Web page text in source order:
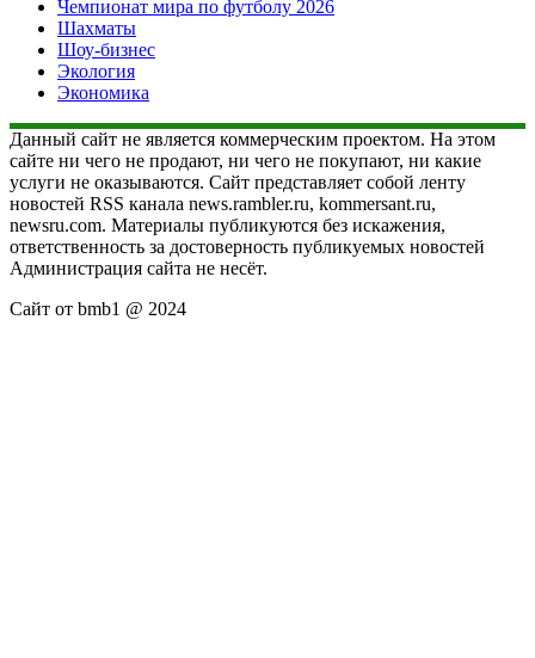
Чемпионат мира по футболу 2026
Шахматы
Шоу-бизнес
Экология
Экономика
Данный сайт не является коммерческим проектом. На этом
сайте ни чего не продают, ни чего не покупают, ни какие
услуги не оказываются. Сайт представляет собой ленту
новостей RSS канала news.rambler.ru, kommersant.ru,
newsru.com. Материалы публикуются без искажения,
ответственность за достоверность публикуемых новостей
Администрация сайта не несёт.
Сайт от bmb1 @ 2024